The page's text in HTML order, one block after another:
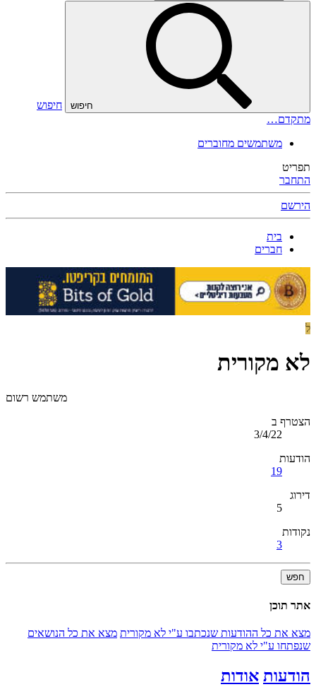
חיפוש
חיפוש
מתקדם…
משתמשים מחוברים
תפריט
התחבר
הירשם
בית
חברים
ל
לא מקורית
משתמש רשום
הצטרף ב
3/4/22
הודעות
19
דירוג
5
נקודות
3
חפש
אתר תוכן
מצא את כל ההודעות שנכתבו ע"י לא מקורית מצא את כל הנושאים
שנפתחו ע"י לא מקורית
הודעות אודות